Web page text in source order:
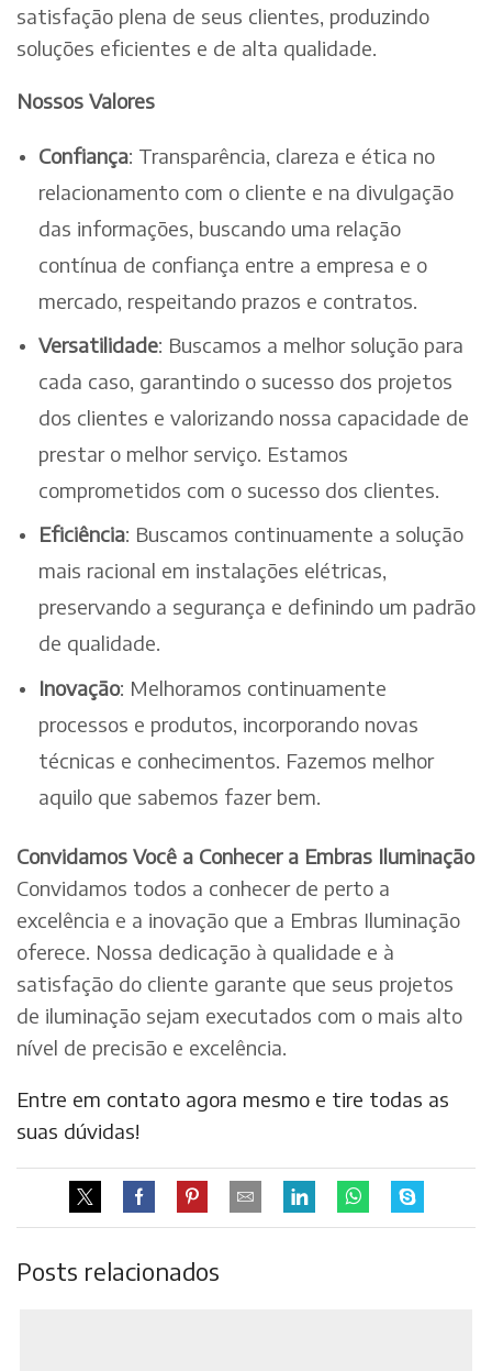
satisfação plena de seus clientes, produzindo
soluções eficientes e de alta qualidade.
Nossos Valores
Confiança: Transparência, clareza e ética no
relacionamento com o cliente e na divulgação
das informações, buscando uma relação
contínua de confiança entre a empresa e o
mercado, respeitando prazos e contratos.
Versatilidade: Buscamos a melhor solução para
cada caso, garantindo o sucesso dos projetos
dos clientes e valorizando nossa capacidade de
prestar o melhor serviço. Estamos
comprometidos com o sucesso dos clientes.
Eficiência: Buscamos continuamente a solução
mais racional em instalações elétricas,
preservando a segurança e definindo um padrão
de qualidade.
Inovação: Melhoramos continuamente
processos e produtos, incorporando novas
técnicas e conhecimentos. Fazemos melhor
aquilo que sabemos fazer bem.
Convidamos Você a Conhecer a Embras Iluminação
Convidamos todos a conhecer de perto a
excelência e a inovação que a Embras Iluminação
oferece. Nossa dedicação à qualidade e à
satisfação do cliente garante que seus projetos
de iluminação sejam executados com o mais alto
nível de precisão e excelência.
Entre em contato agora mesmo e tire todas as
suas dúvidas!
Posts relacionados